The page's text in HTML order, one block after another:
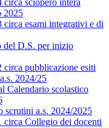
sciopero intera
2025
esami integrativi e di
del D.S. per inizio
circa pubblicazione esiti
2024/25
Calendario scolastico
scrutini a.s. 2024/2025
circa Collegio dei docenti